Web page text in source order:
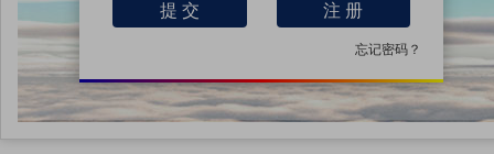
注 册
忘记密码？